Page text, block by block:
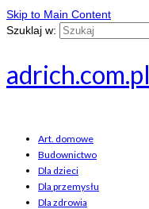
Skip to Main Content
Szuklaj w:
adrich.com.pl
Art. domowe
Budownictwo
Dla dzieci
Dla przemysłu
Dla zdrowia